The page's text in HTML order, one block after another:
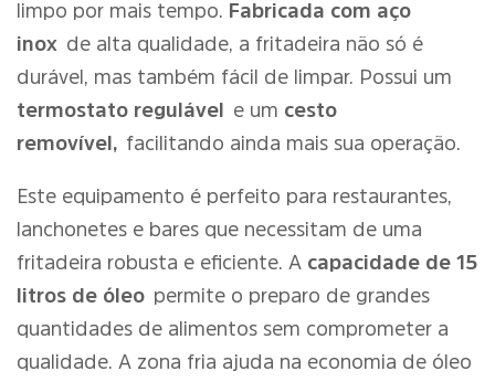
limpo por mais tempo. Fabricada com aço
inox de alta qualidade, a fritadeira não só é
durável, mas também fácil de limpar. Possui um
termostato regulável
e um cesto
removível, facilitando ainda mais sua operação.
Este equipamento é perfeito para restaurantes,
lanchonetes e bares que necessitam de uma
fritadeira robusta e eficiente. A capacidade de 15
litros de óleo permite o preparo de grandes
quantidades de alimentos sem comprometer a
qualidade. A zona fria ajuda na economia de óleo